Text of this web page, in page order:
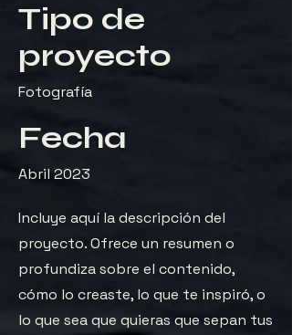
Tipo de
proyecto
Fotografía
Fecha
Abril 2023
Incluye aquí la descripción del
proyecto. Ofrece un resumen o
profundiza sobre el contenido,
cómo lo creaste, lo que te inspiró, o
lo que sea que quieras que sepan tus